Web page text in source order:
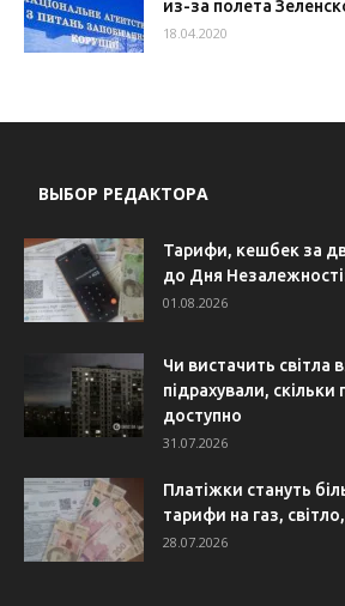
из-за полета
18.04.2020
ВЫБОР РЕДАКТОРА
Тарифи, кешбек за
до Дня
01.08.2026
Чи вистачить світла
підрахували, скільки
доступно
31.07.2026
Платіжки стануть
тарифи на газ,
28.07.2026